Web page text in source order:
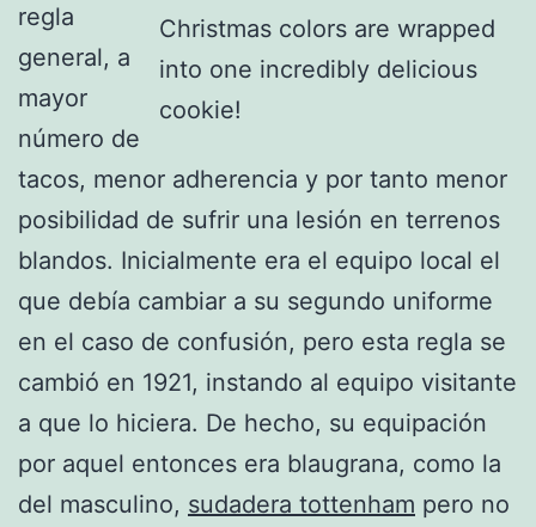
regla
general, a
mayor
número de
tacos, menor adherencia y por tanto menor
posibilidad de sufrir una lesión en terrenos
blandos. Inicialmente era el equipo local el
que debía cambiar a su segundo uniforme
en el caso de confusión, pero esta regla se
cambió en 1921, instando al equipo visitante
a que lo hiciera. De hecho, su equipación
por aquel entonces era blaugrana, como la
del masculino, sudadera tottenham pero no